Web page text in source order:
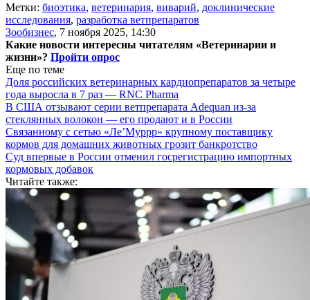
Метки: биоэтика, ветеринария, виварий, доклинические
исследования, разработка ветпрепаратов
Зообизнес, 7 ноября 2025, 14:30
Какие новости интересны читателям «Ветеринарии и
жизни»? Пройти опрос
Еще по теме
Доля российских ветеринарных кардиопрепаратов за четыре
года выросла в 7 раз — RNC Pharma
В США отзывают серии ветпрепарата Adequan из-за
стеклянных волокон — его продают и в России
Связанному с сетью «Ле’Муррр» крупному поставщику
кормов для домашних животных грозит банкротство
Суд впервые в России отменил госрегистрацию импортных
кормовых добавок
Читайте также: